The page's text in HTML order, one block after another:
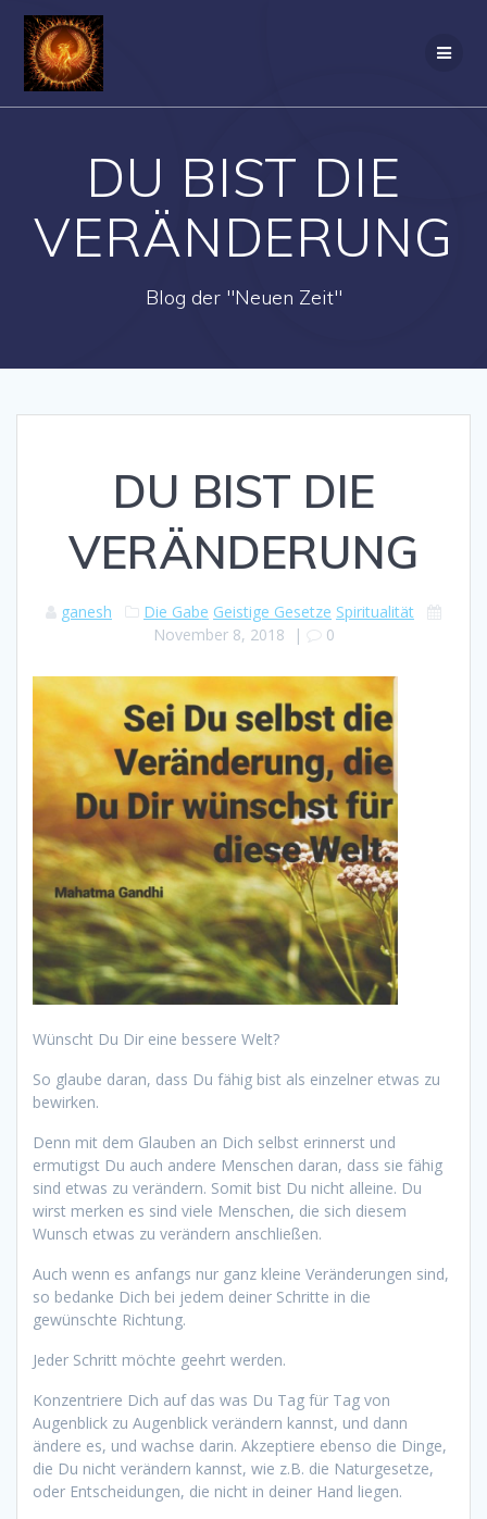
DU BIST DIE
VERÄNDERUNG
Blog der "Neuen Zeit"
DU BIST DIE
VERÄNDERUNG
ganesh Die Gabe Geistige Gesetze Spiritualität
November 8, 2018 | 0
Wünscht Du Dir eine bessere Welt?
So glaube daran, dass Du fähig bist als einzelner etwas zu
bewirken.
Denn mit dem Glauben an Dich selbst erinnerst und
ermutigst Du auch andere Menschen daran, dass sie fähig
sind etwas zu verändern. Somit bist Du nicht alleine. Du
wirst merken es sind viele Menschen, die sich diesem
Wunsch etwas zu verändern anschließen.
Auch wenn es anfangs nur ganz kleine Veränderungen sind,
so bedanke Dich bei jedem deiner Schritte in die
gewünschte Richtung.
Jeder Schritt möchte geehrt werden.
Konzentriere Dich auf das was Du Tag für Tag von
Augenblick zu Augenblick verändern kannst, und dann
ändere es, und wachse darin. Akzeptiere ebenso die Dinge,
die Du nicht verändern kannst, wie z.B. die Naturgesetze,
oder Entscheidungen, die nicht in deiner Hand liegen.